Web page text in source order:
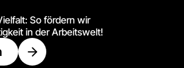
So fördern wir
in der Arbeitswelt!